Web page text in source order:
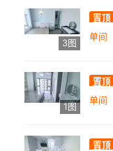
3图
置顶
单间
1图
置顶
单间
置顶